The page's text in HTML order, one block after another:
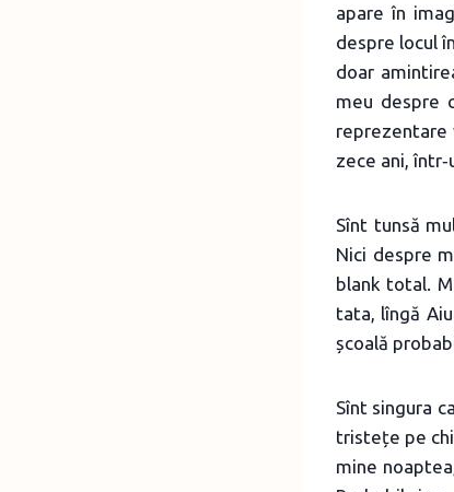
apare în
despre locul
doar
meu despre
reprezentare
zece ani,
Sînt tunsă
Nici despre
blank total.
tata, lîngă
școală
Sînt singura
tristețe pe
mine